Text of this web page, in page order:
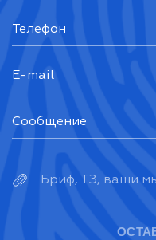
Бриф, ТЗ, ваши